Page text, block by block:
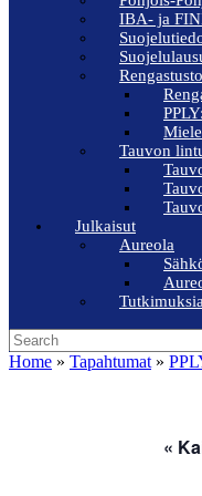
IBA- ja
Tauvon
Julkaisut
Aureola
Search
for:
Home » Tapahtumat »
«